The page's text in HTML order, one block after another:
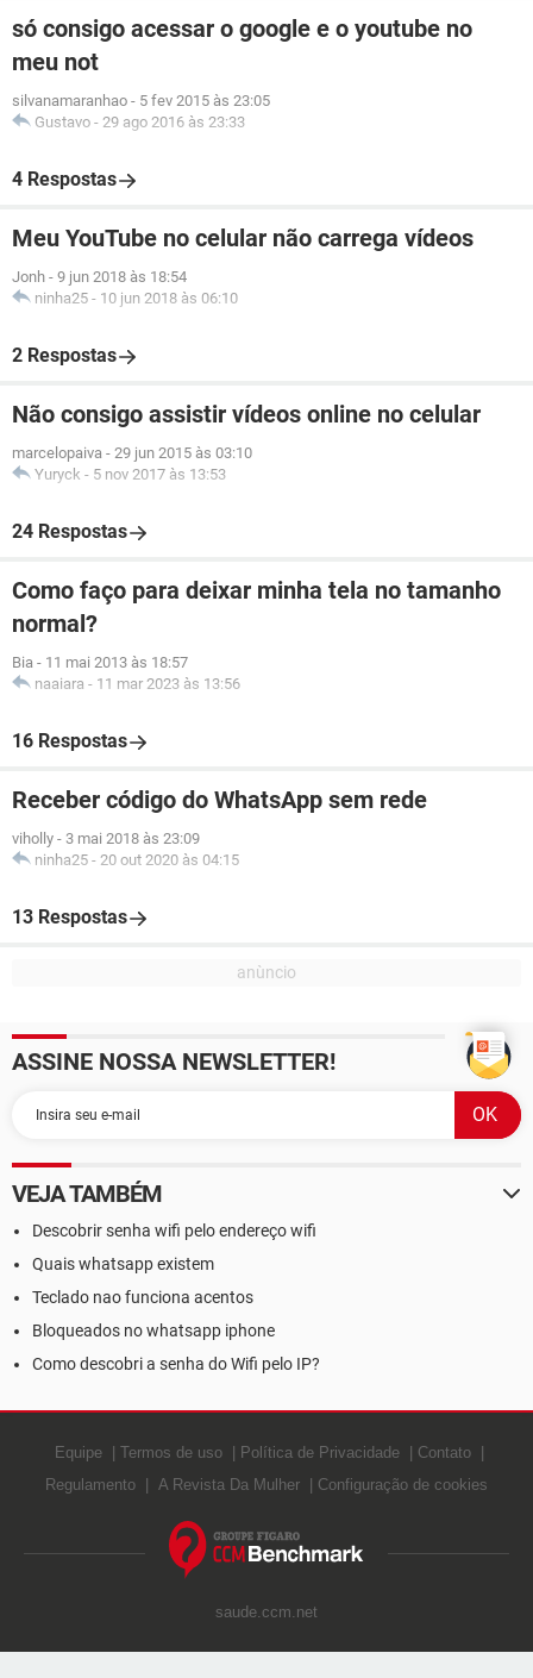
só consigo acessar o google e o youtube no
meu not
silvanamaranhao - 5 fev 2015 às 23:05
Gustavo - 29 ago 2016 às 23:33
4 Respostas
Meu YouTube no celular não carrega vídeos
Jonh - 9 jun 2018 às 18:54
ninha25 - 10 jun 2018 às 06:10
2 Respostas
Não consigo assistir vídeos online no celular
marcelopaiva - 29 jun 2015 às 03:10
Yuryck - 5 nov 2017 às 13:53
24 Respostas
Como faço para deixar minha tela no tamanho
normal?
Bia - 11 mai 2013 às 18:57
naaiara - 11 mar 2023 às 13:56
16 Respostas
Receber código do WhatsApp sem rede
viholly - 3 mai 2018 às 23:09
ninha25 - 20 out 2020 às 04:15
13 Respostas
ASSINE NOSSA NEWSLETTER!
VEJA TAMBÉM
Descobrir senha wifi pelo endereço wifi
Quais whatsapp existem
Teclado nao funciona acentos
Bloqueados no whatsapp iphone
Como descobri a senha do Wifi pelo IP?
Equipe Termos de uso Política de Privacidade
Contato
Regulamento
A Revista Da Mulher Configuração de cookies
saude.ccm.net